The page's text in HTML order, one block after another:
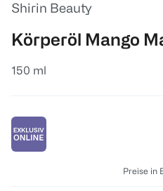
Shirin Beauty
Körperöl Mango
150 ml
Preise in